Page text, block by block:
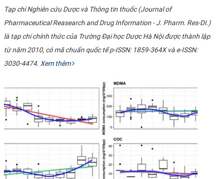
Tạp chí Nghiên cứu Dược và Thông tin thuốc (Journal of
Pharmaceutical Reasearch and Drug Information - J. Pharm. Res-DI.)
là tạp chí chính thức của Trường Đại học Dược Hà Nội được thành lập
từ năm 2010, có mã chuẩn quốc tế p-ISSN: 1859-364X và e-ISSN:
3030-4474.Xem thêm